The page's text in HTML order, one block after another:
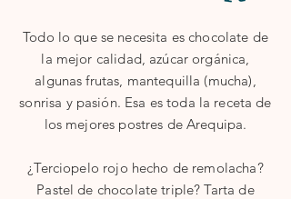
Todo lo que se necesita es chocolate de
la mejor calidad, azúcar orgánica,
algunas frutas, mantequilla (mucha),
sonrisa y pasión. Esa es toda la receta de
los mejores postres de Arequipa.
¿Terciopelo rojo hecho de remolacha?
Pastel de chocolate triple? Tarta de